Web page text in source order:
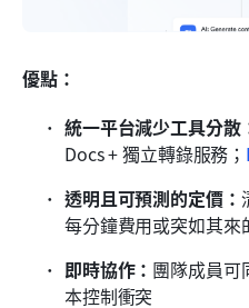
優點：
統一平台減少工具分散
Docs + 獨立轉錄服務；
透明且可預測的定價：
每分鐘費用或突如其來
即時協作： 團隊成員可
本控制衝突